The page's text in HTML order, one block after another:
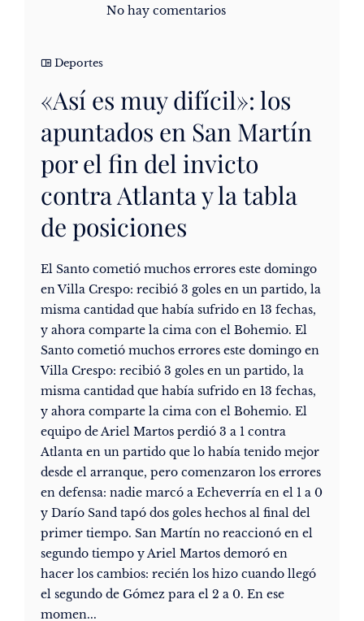
No hay comentarios
Deportes
«Así es muy difícil»: los
apuntados en San Martín
por el fin del invicto
contra Atlanta y la tabla
de posiciones
El Santo cometió muchos errores este domingo
en Villa Crespo: recibió 3 goles en un partido, la
misma cantidad que había sufrido en 13 fechas,
y ahora comparte la cima con el Bohemio. El
Santo cometió muchos errores este domingo en
Villa Crespo: recibió 3 goles en un partido, la
misma cantidad que había sufrido en 13 fechas,
y ahora comparte la cima con el Bohemio. El
equipo de Ariel Martos perdió 3 a 1 contra
Atlanta en un partido que lo había tenido mejor
desde el arranque, pero comenzaron los errores
en defensa: nadie marcó a Echeverría en el 1 a 0
y Darío Sand tapó dos goles hechos al final del
primer tiempo. San Martín no reaccionó en el
segundo tiempo y Ariel Martos demoró en
hacer los cambios: recién los hizo cuando llegó
el segundo de Gómez para el 2 a 0. En ese
momen...